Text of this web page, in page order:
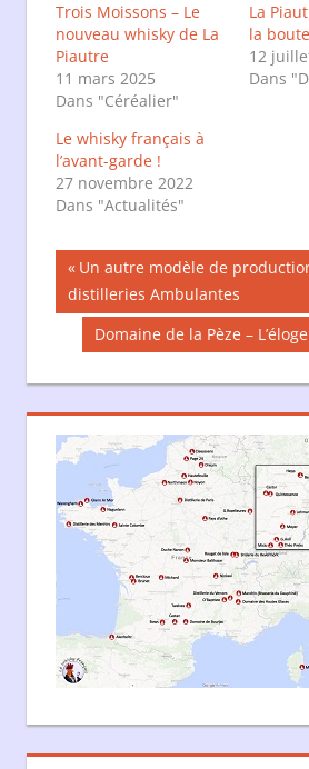
Trois Moissons – Le
nouveau whisky de La
Piautre
11 mars 2025
Dans "Céréalier"
La
la
12
Dans
Le whisky français à
l’avant-garde !
27 novembre 2022
Dans "Actualités"
Navigation
de
l’article
Publication
précédente :
Un autre modèle de
distilleries Ambulantes
Publication
suivante :
Domaine de la Pèze –